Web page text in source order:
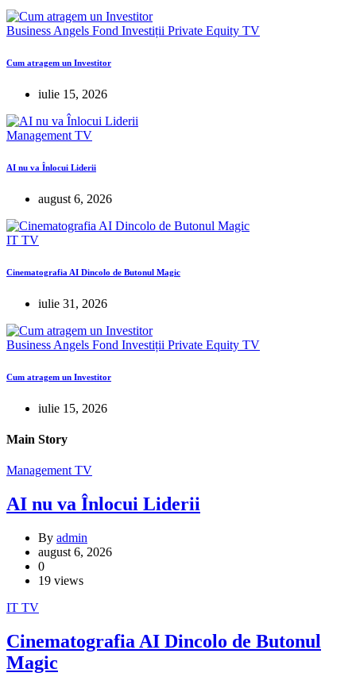
Business Angels Fond Investiții Private Equity TV
Cum atragem un Investitor
iulie 15, 2026
Management TV
AI nu va Înlocui Liderii
august 6, 2026
IT TV
Cinematografia AI Dincolo de Butonul Magic
iulie 31, 2026
Business Angels Fond Investiții Private Equity TV
Cum atragem un Investitor
iulie 15, 2026
Main Story
Management TV
AI nu va Înlocui Liderii
By admin
august 6, 2026
0
19 views
IT TV
Cinematografia AI Dincolo de Butonul
Magic